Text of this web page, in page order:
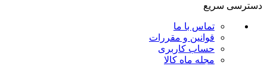
دسترسی سریع
تماس با ما
قوانین و مقررات
حساب کاربری
مجله ماه کالا